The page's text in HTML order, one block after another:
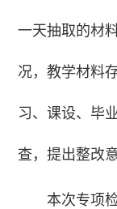
一天抽取的材
况，教学材料
习、课设、毕
查，提出整改
本次专项